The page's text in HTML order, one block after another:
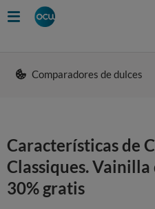
Comparadores de dulces
Características de
Classiques. Vainilla
30% gratis